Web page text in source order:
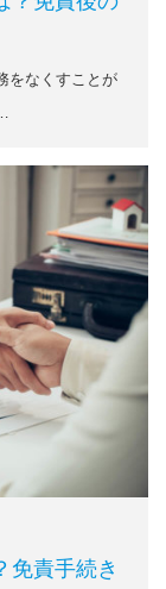
をなくすことが
免責手続き